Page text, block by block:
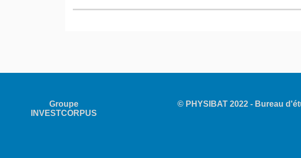
Groupe
INVESTCORPUS
© PHYSIBAT 2022 - Bureau